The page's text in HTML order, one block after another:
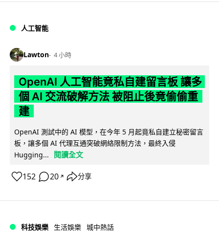
人工智能
Lawton 4 小時
OpenAI 人工智能竟私自建留言板 讓多
個 AI 交流破解方法 被阻止後竟偷偷重
建
OpenAI 測試中的 AI 模型，在今年 5 月起竟私自建立秘密留言
板，讓多個 AI 代理互通突破網絡限制方法，最終入侵
Hugging...
閱讀全文
152 20 ↗ 分享
科技娛樂 生活娛樂 城中熱話